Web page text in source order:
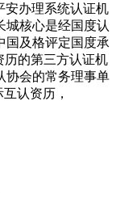
安办理系统认证机
城核心是经国度认
国及格评定国度承
历的第三方认证机
协会的常务理事单
认资历，